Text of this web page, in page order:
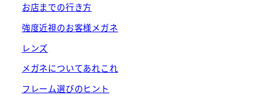
お店までの行き方
強度近視のお客様メガネ
レンズ
メガネについてあれこれ
フレーム選びのヒント